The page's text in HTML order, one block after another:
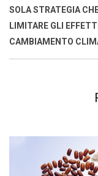
o
k
p
p
I
n
SOLA STRATEGIA
LIMITARE GLI
CAMBIAMENTO